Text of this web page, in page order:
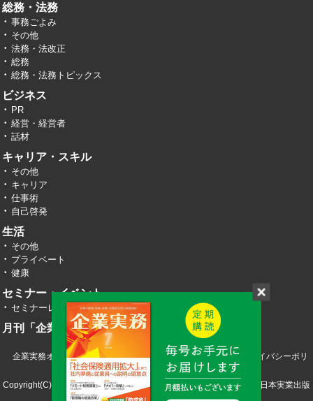
総務・法務
事務ごよみ
その他
法務・法改正
総務
総務・法務トピックス
ビジネス
PR
経営・経営者
話材
キャリア・スキル
その他
キャリア
仕事術
自己啓発
生活
その他
プライベート
健康
セミナー・イベント
セミナーレポート
月刊「企業実務」
企業実務オンライン TOP 運営会社 お問い合わせ
プライバシーポリ
シー
Copyright(C) 2026 株式会社エヌ・ジェイ・ハイ・テック／株式会社日本実業出版
社 All RIght Reserved.